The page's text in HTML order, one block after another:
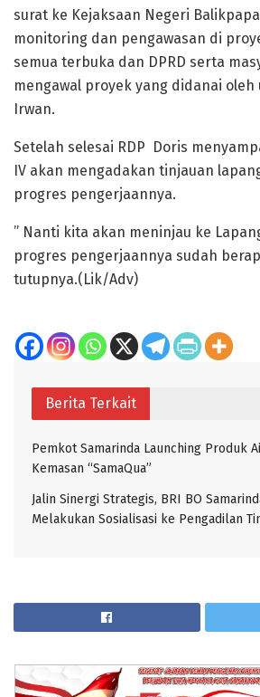
surat ke Kejaksaan Negeri
monitoring dan pengawasan di
semua terbuka dan DPRD serta
mengawal proyek yang didanai oleh
Irwan.
Setelah selesai RDP Doris
IV akan mengadakan tinjauan
progres pengerjaannya.
” Nanti kita akan meninjau ke
progres pengerjaannya sudah
tutupnya.(Lik/Adv)
Berita Terkait
Pemkot Samarinda Launching Produk
Kemasan “SamaQua”
Jalin Sinergi Strategis, BRI BO
Melakukan Sosialisasi ke Pengadilan